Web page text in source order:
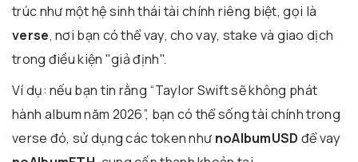
trúc như một hệ sinh thái tài chính riêng biệt, gọi là
verse, nơi bạn có thể vay, cho vay, stake và giao dịch
trong điều kiện "giả định".
Ví dụ: nếu bạn tin rằng “Taylor Swift sẽ không phát
hành album năm 2026”, bạn có thể sống tài chính trong
verse đó, sử dụng các token như noAlbumUSD để vay